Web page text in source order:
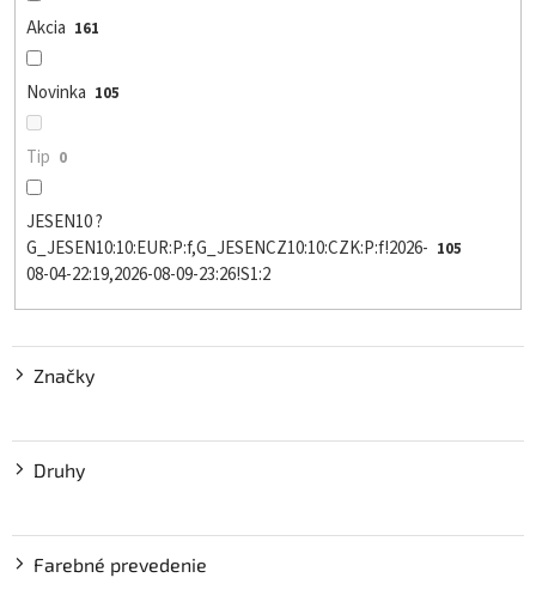
Akcia 161
Novinka 105
Tip 0
JESEN10 ?
G_JESEN10:10:EUR:P:f,G_JESENCZ10:10:CZK:P:f!2026-
08-04-22:19,2026-08-09-23:26!S1:2
105
Značky
Druhy
Farebné prevedenie